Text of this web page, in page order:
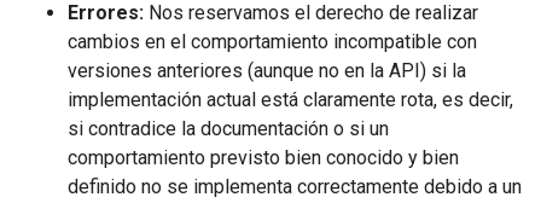
Errores: Nos reservamos el derecho de realizar
cambios en el comportamiento incompatible con
versiones anteriores (aunque no en la API) si la
implementación actual está claramente rota, es decir,
si contradice la documentación o si un
comportamiento previsto bien conocido y bien
definido no se implementa correctamente debido a un